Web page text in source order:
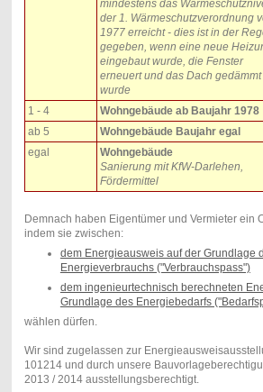
mindestens das
der 1. Wärmeschutzverordnung
1977 erreicht - dies ist in der
gegeben, wenn eine neue
eingebaut wurde, die Fenster
erneuert und das Dach gedämmt
wurde
1 - 4 Wohngebäude ab Baujahr 1978
ab 5
Wohngebäude Baujahr egal
egal
Wohngebäude
Sanierung mit KfW-Darlehen,
Fördermittel
Demnach haben Eigentümer und Vermieter ein
indem sie zwischen:
dem Energieausweis auf der Grundlage
Energieverbrauchs ("Verbrauchspass")
dem ingenieurtechnisch berechneten
Grundlage des Energiebedarfs
wählen dürfen.
Wir sind zugelassen zur
101214 und durch unsere
2013 / 2014 ausstellungsberechtigt.